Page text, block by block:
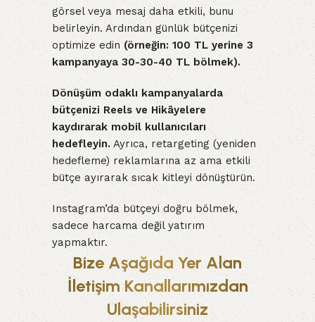
görsel veya mesaj daha etkili, bunu
belirleyin. Ardından günlük bütçenizi
optimize edin(örneğin: 100 TL yerine 3
kampanyaya 30-30-40 TL bölmek).
Dönüşüm odaklı kampanyalarda
bütçenizi Reels ve Hikâyelere
kaydırarak mobil kullanıcıları
hedefleyin.Ayrıca, retargeting (yeniden
hedefleme) reklamlarına az ama etkili
bütçe ayırarak sıcak kitleyi dönüştürün.
Instagram’da bütçeyi doğru bölmek,
sadece harcama değil yatırım
yapmaktır.
Bize Aşağıda Yer Alan
İletişim Kanallarımızdan
Ulaşabilirsiniz